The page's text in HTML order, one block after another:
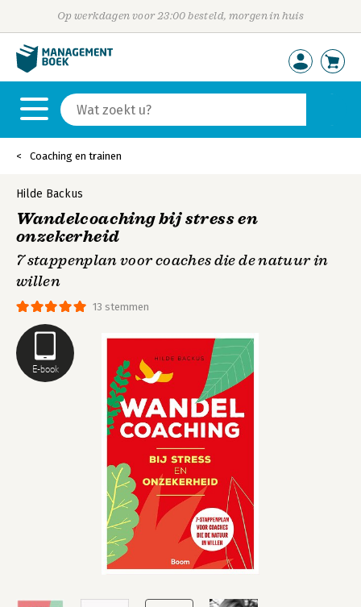
Op werkdagen voor 23:00 besteld, morgen in huis
Coaching en trainen
E-book
13 stemmen
Hilde Backus
Wandelcoaching bij stress en
onzekerheid
7 stappenplan voor coaches die de natuur in
willen